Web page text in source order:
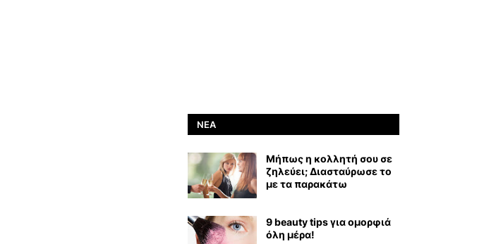
ΝΈΑ
Μήπως η κολλητή σου σε
ζηλεύει; Διασταύρωσε το
με τα παρακάτω
9 beauty tips για ομορφιά
όλη μέρα!